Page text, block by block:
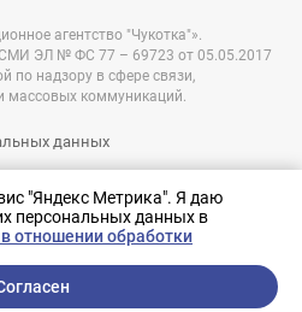
"Яндекс Метрика". Я даю
персональных данных в
отношении обработки
агентство "Чукотка"».
СМИ ЭЛ № ФС 77 – 69723 от 05.05.2017
по надзору в сфере связи,
массовых коммуникаций.
данных